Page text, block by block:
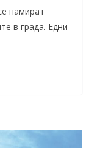
намират
в града. Едни